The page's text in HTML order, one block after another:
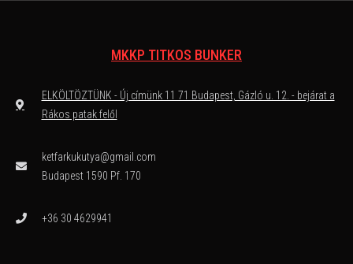
MKKP TITKOS BUNKER
ELKÖLTÖZTÜNK - Új címünk 11 71 Budapest, Gázló u. 12. - bejárat a
Rákos patak felől
ketfarkukutya@gmail.com
Budapest 1590 Pf. 170
+36 30 4629941